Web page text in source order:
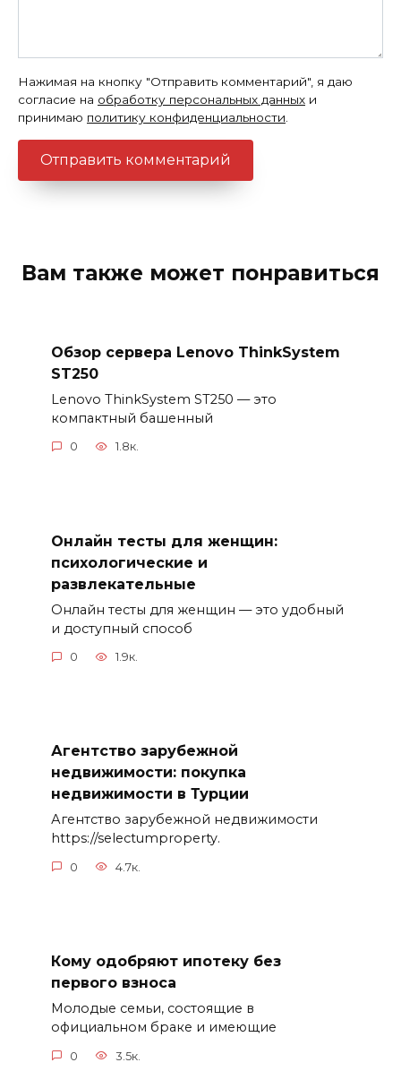
Нажимая на кнопку "Отправить комментарий", я даю
согласие на обработку персональных данных и
принимаю политику конфиденциальности.
Вам также может понравиться
Обзор сервера Lenovo ThinkSystem
ST250
Lenovo ThinkSystem ST250 — это
компактный башенный
0 1.8к.
Онлайн тесты для женщин:
психологические и
развлекательные
Онлайн тесты для женщин — это удобный
и доступный способ
0 1.9к.
Агентство зарубежной
недвижимости: покупка
недвижимости в Турции
Агентство зарубежной недвижимости
https://selectumproperty.
0 4.7к.
Кому одобряют ипотеку без
первого взноса
Молодые семьи, состоящие в
официальном браке и имеющие
0 3.5к.